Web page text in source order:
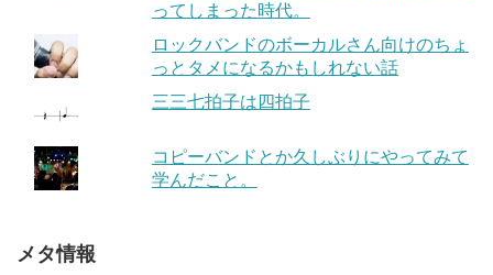
ってしまった時代。
ロックバンドのボーカルさん向けのちょ
っとタメになるかもしれない話
三三七拍子は四拍子
コピーバンドとか久しぶりにやってみて
学んだこと。
メタ情報